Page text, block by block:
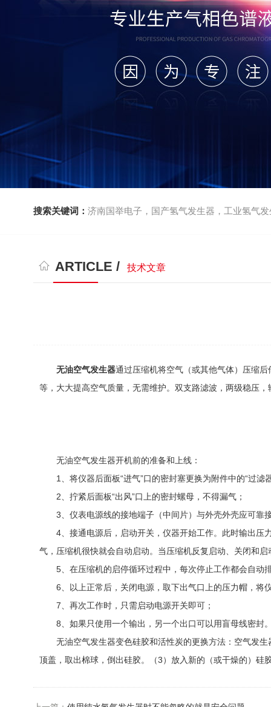
搜索关键词： 济南国举电子，国产氢气发生器，工业氢气
ARTICLE / 技术文章
无油空气发生器通过压缩机将空气（或其他气体）压缩
等，大大提高空气质量，无需维护。双支路滤波，两级稳压
无油空气发生器开机前的准备和上线：
1、将仪器后面板“进气”口的密封塞更换为附件中的“过滤
2、拧紧后面板“出风”口上的密封螺母，不得漏气；
3、仪表电源线的接地端子（中间片）与外壳外壳应可靠
4、接通电源后，启动开关，仪器开始工作。此时输出压
气，压缩机很快就会自动启动。当压缩机反复启动、关闭和
5、在压缩机的启停循环过程中，每次停止工作都会自动
6、以上正常后，关闭电源，取下出气口上的压力帽，将
7、再次工作时，只需启动电源开关即可；
8、如果只使用一个输出，另一个出口可以用盲母线密封
无油空气发生器变色硅胶和活性炭的更换方法：空气发生
顶盖，取出棉球，倒出硅胶。（3）放入新的（或干燥的）